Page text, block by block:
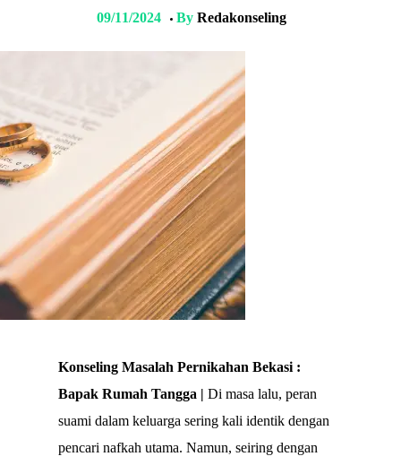
09/11/2024 By Redakonseling
Konseling Masalah Pernikahan Bekasi :
Bapak Rumah Tangga | Di masa lalu, peran
suami dalam keluarga sering kali identik dengan
pencari nafkah utama. Namun, seiring dengan